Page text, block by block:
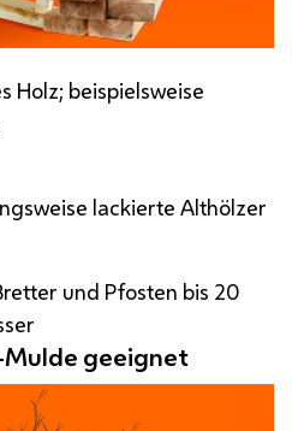
Holz; beispielsweise
lackierte Althölzer
und Pfosten bis 20
Mulde geeignet